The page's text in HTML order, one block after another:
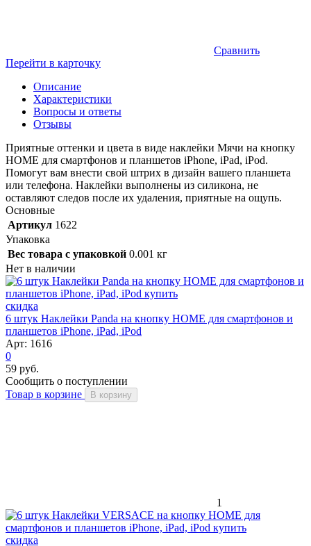
Сравнить
Перейти в карточку
Описание
Характеристики
Вопросы и ответы
Отзывы
Приятные оттенки и цвета в виде наклейки Мячи на кнопку
HOME для смартфонов и планшетов iPhone, iPad, iPod.
Помогут вам внести свой штрих в дизайн вашего планшета
или телефона. Наклейки выполнены из силикона, не
оставляют следов после их удаления, приятные на ощупь.
Основные
Артикул 1622
Упаковка
Вес товара с упаковкой 0.001 кг
Нет в наличии
скидка
6 штук Наклейки Panda на кнопку HOME для смартфонов и
планшетов iPhone, iPad, iPod
Арт: 1616
0
59 руб.
Сообщить о поступлении
Товар в корзине
В корзину
1
скидка